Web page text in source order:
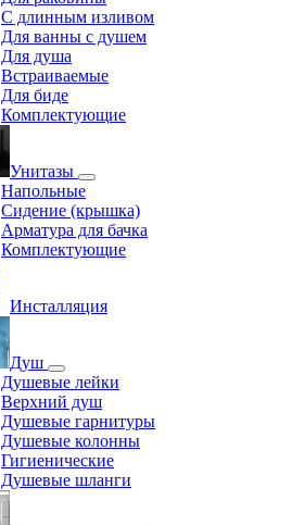
С длинным изливом
Для ванны с душем
Для душа
Встраиваемые
Для биде
Комплектующие
Унитазы
Напольные
Сидение (крышка)
Арматура для бачка
Комплектующие
Инсталляция
Душ
Душевые лейки
Верхний душ
Душевые гарнитуры
Душевые колонны
Гигиенические
Душевые шланги